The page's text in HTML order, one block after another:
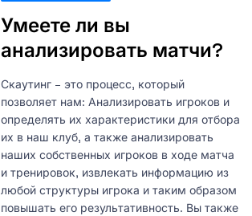
Умеете ли вы
анализировать матчи?
Скаутинг – это процесс, который
позволяет нам: Анализировать игроков и
определять их характеристики для отбора
их в наш клуб, а также анализировать
наших собственных игроков в ходе матча
и тренировок, извлекать информацию из
любой структуры игрока и таким образом
повышать его результативность. Вы также